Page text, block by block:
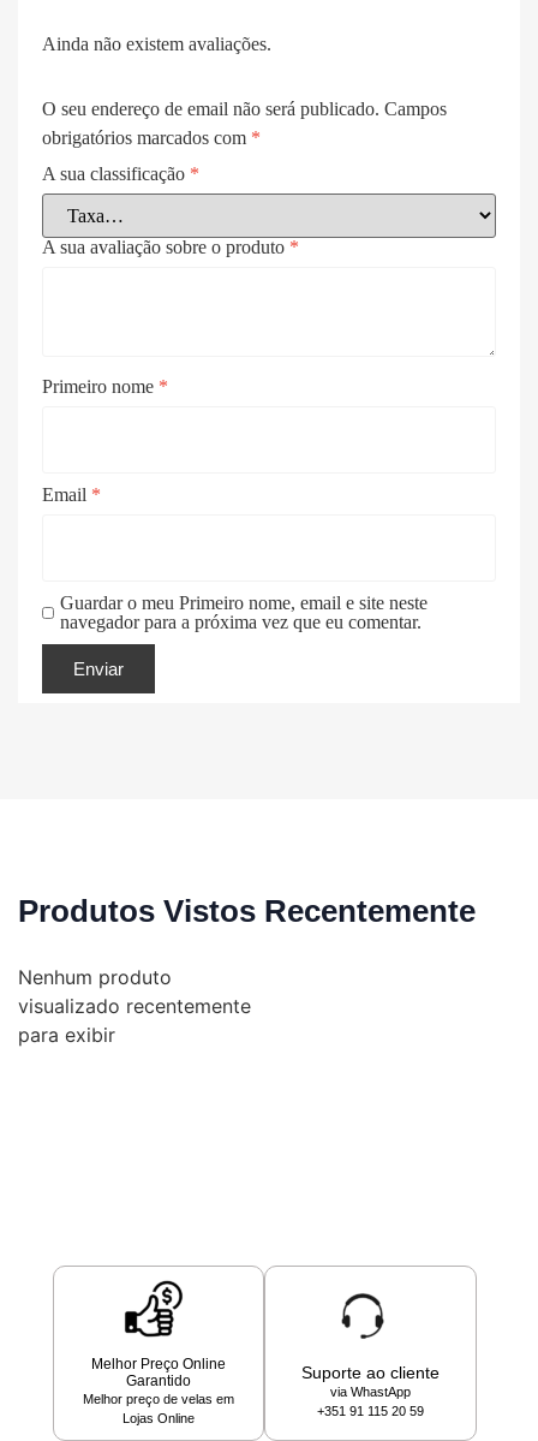
Ainda não existem avaliações.
O seu endereço de email não será publicado. Campos
obrigatórios marcados com *
A sua classificação *
A sua avaliação sobre o produto *
Primeiro nome *
Email *
Guardar o meu Primeiro nome, email e site neste
navegador para a próxima vez que eu comentar.
Produtos Vistos Recentemente
Nenhum produto
visualizado recentemente
para exibir
Melhor Preço Online
Garantido
Melhor preço de velas em
Lojas Online
Suporte ao cliente
via WhastApp
+351 91 115 20 59